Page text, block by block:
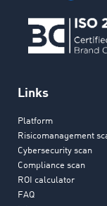
Links
Platform
Risicomanagement
Cybersecurity scan
Compliance scan
ROI calculator
FAQ